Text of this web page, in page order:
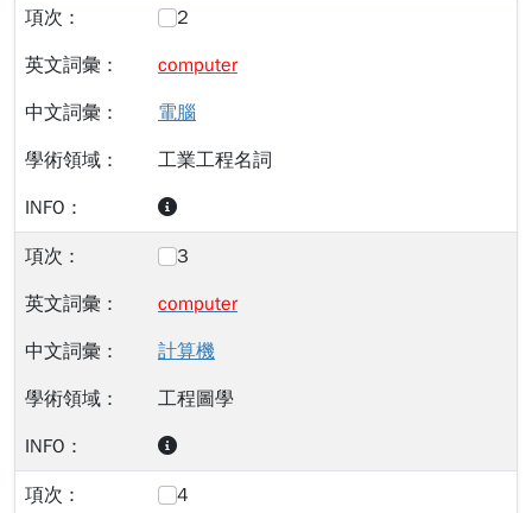
2
computer
電腦
工業工程名詞
3
computer
計算機
工程圖學
4